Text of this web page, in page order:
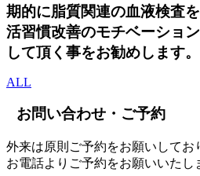
期的に脂質関連の血液検査
活習慣改善のモチベーショ
して頂く事をお勧めします。
ALL
お問い合わせ・ご予約
外来は原則ご予約をお願いしてお
お電話よりご予約をお願いいたし